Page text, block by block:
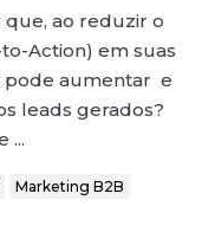
que, ao reduzir o
Action) em suas
pode aumentar e
leads gerados?
...
Marketing B2B